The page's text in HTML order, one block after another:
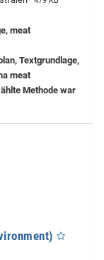
meat
Textgrundlage,
meat
Methode war